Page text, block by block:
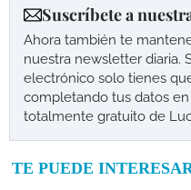
Suscríbete a
Ahora también te
nuestra newsletter diaria.
electrónico solo tienes
completando tus datos
totalmente gratuito de
TE PUEDE